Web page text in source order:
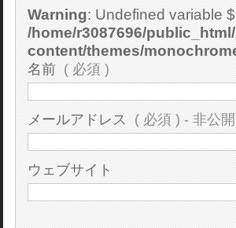
Warning : Undefined variable
/home/r3087696/
content/themes/
名前 ( 必須 )
メールアドレス ( 必須 ) - 非公
ウェブサイト